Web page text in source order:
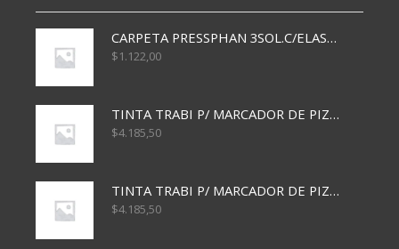
CARPETA PRESSPHAN 3SOL.C/ELAST MARRON A4 P01A
$1.122,00
TINTA TRABI P/ MARCADOR DE PIZARRA x30ml AZUL
$4.185,50
TINTA TRABI P/ MARCADOR DE PIZARRA x30ml ROJO
$4.185,50